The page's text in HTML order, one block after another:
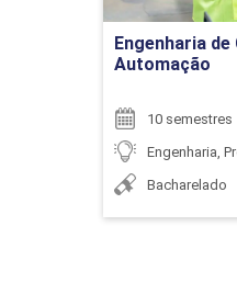
Engenharia
Automação
10 semestres
Engenharia,
Bacharelado
Ir